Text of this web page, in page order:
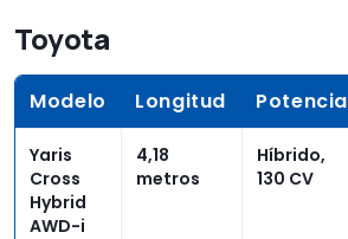
Toyota
Modelo Longitud Potencia
Yaris
Cross
Hybrid
AWD-i
4,18
metros
Híbrido,
130 CV